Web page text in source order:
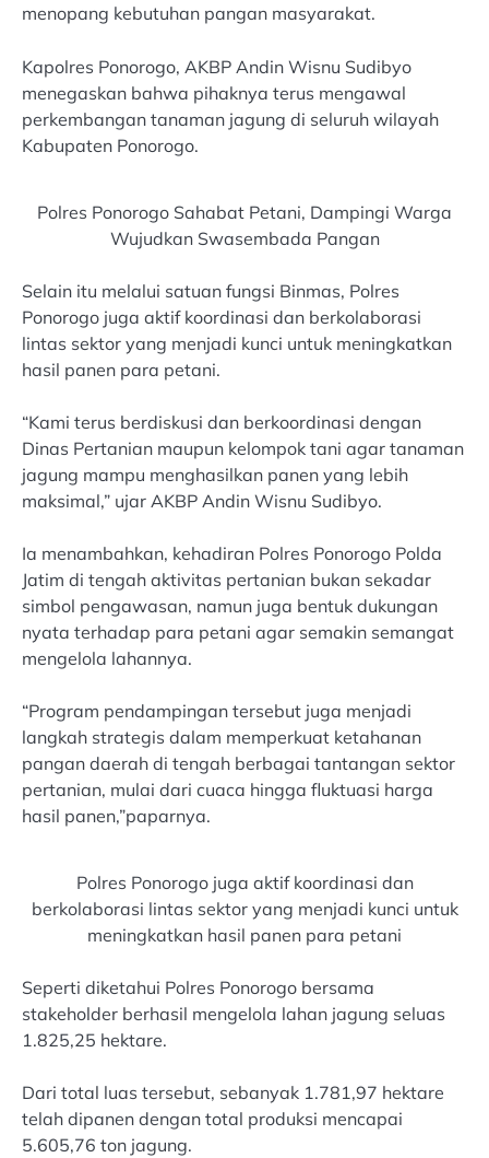
menopang kebutuhan pangan masyarakat.
Kapolres Ponorogo, AKBP Andin Wisnu Sudibyo
menegaskan bahwa pihaknya terus mengawal
perkembangan tanaman jagung di seluruh wilayah
Kabupaten Ponorogo.
Polres Ponorogo Sahabat Petani, Dampingi Warga
Wujudkan Swasembada Pangan
Selain itu melalui satuan fungsi Binmas, Polres
Ponorogo juga aktif koordinasi dan berkolaborasi
lintas sektor yang menjadi kunci untuk meningkatkan
hasil panen para petani.
“Kami terus berdiskusi dan berkoordinasi dengan
Dinas Pertanian maupun kelompok tani agar tanaman
jagung mampu menghasilkan panen yang lebih
maksimal,” ujar AKBP Andin Wisnu Sudibyo.
Ia menambahkan, kehadiran Polres Ponorogo Polda
Jatim di tengah aktivitas pertanian bukan sekadar
simbol pengawasan, namun juga bentuk dukungan
nyata terhadap para petani agar semakin semangat
mengelola lahannya.
“Program pendampingan tersebut juga menjadi
langkah strategis dalam memperkuat ketahanan
pangan daerah di tengah berbagai tantangan sektor
pertanian, mulai dari cuaca hingga fluktuasi harga
hasil panen,”paparnya.
Polres Ponorogo juga aktif koordinasi dan
berkolaborasi lintas sektor yang menjadi kunci untuk
meningkatkan hasil panen para petani
Seperti diketahui Polres Ponorogo bersama
stakeholder berhasil mengelola lahan jagung seluas
1.825,25 hektare.
Dari total luas tersebut, sebanyak 1.781,97 hektare
telah dipanen dengan total produksi mencapai
5.605,76 ton jagung.